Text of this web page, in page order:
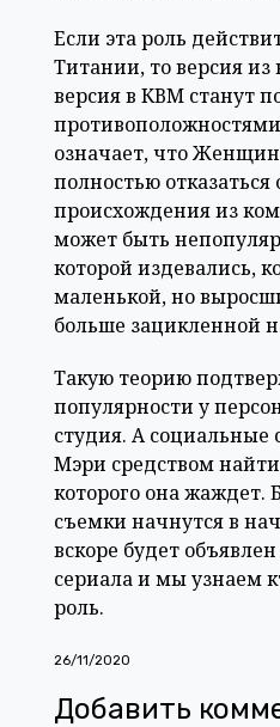
Если эта роль
Титании, то версия из
версия в КВМ станут
означает, что
полностью отказаться
происхождения из
может быть
которой издевались,
маленькой, но
больше зацикленной
Такую теорию
популярности у
студия. А социальные
Мэри средством
которого она жаждет.
съемки начнутся в
вскоре будет
сериала и мы узнаем
роль.
26/11/2020
Добавить